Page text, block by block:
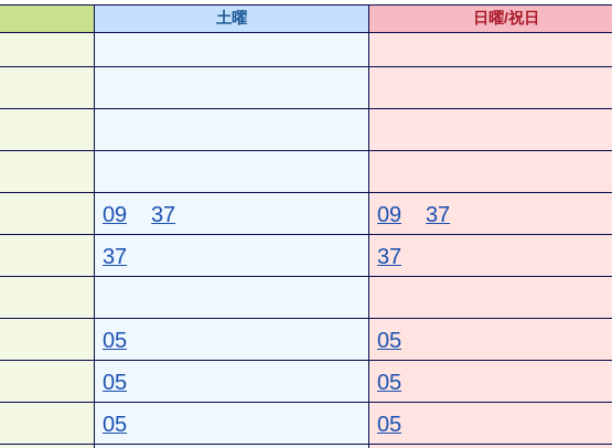
土曜
日曜/祝日
09 37 09 37
37 37
05 05
05 05
05 05